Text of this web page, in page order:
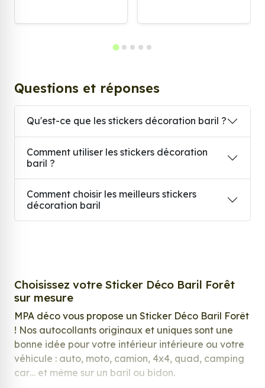
Questions et réponses
Qu'est-ce que les stickers décoration baril ?
Comment utiliser les stickers décoration
baril ?
Comment choisir les meilleurs stickers
décoration baril
Choisissez votre Sticker Déco Baril Forêt
sur mesure
MPA déco vous propose un Sticker Déco Baril Forêt
! Nos autocollants originaux et uniques sont une
bonne idée pour votre intérieur intérieure ou votre
véhicule : auto, moto, camion, 4x4, quad, camping
car… et même sur un baril ou bidon.